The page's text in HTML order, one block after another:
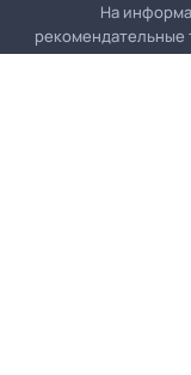
На
рекомендательные